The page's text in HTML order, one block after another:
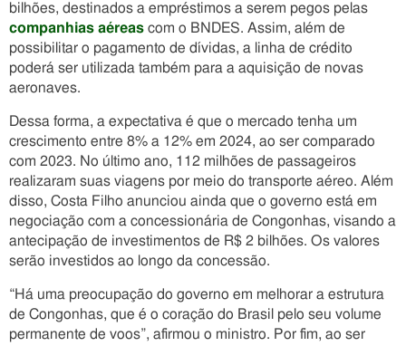
bilhões, destinados a empréstimos a serem pegos pelas
companhias aéreas com o BNDES. Assim, além de
possibilitar o pagamento de dívidas, a linha de crédito
poderá ser utilizada também para a aquisição de novas
aeronaves.
Dessa forma, a expectativa é que o mercado tenha um
crescimento entre 8% a 12% em 2024, ao ser comparado
com 2023. No último ano, 112 milhões de passageiros
realizaram suas viagens por meio do transporte aéreo. Além
disso, Costa Filho anunciou ainda que o governo está em
negociação com a concessionária de Congonhas, visando a
antecipação de investimentos de R$ 2 bilhões. Os valores
serão investidos ao longo da concessão.
“Há uma preocupação do governo em melhorar a estrutura
de Congonhas, que é o coração do Brasil pelo seu volume
permanente de voos”, afirmou o ministro. Por fim, ao ser